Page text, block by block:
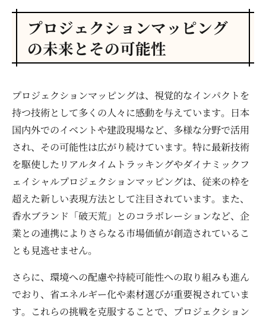
プロジェクションマッピング
の未来とその可能性
プロジェクションマッピングは、視覚的なインパクトを
持つ技術として多くの人々に感動を与えています。日本
国内外でのイベントや建設現場など、多様な分野で活用
され、その可能性は広がり続けています。特に最新技術
を駆使したリアルタイムトラッキングやダイナミックフ
ェイシャルプロジェクションマッピングは、従来の枠を
超えた新しい表現方法として注目されています。また、
香水ブランド「破天荒」とのコラボレーションなど、企
業との連携によりさらなる市場価値が創造されているこ
とも見逃せません。
さらに、環境への配慮や持続可能性への取り組みも進ん
でおり、省エネルギー化や素材選びが重要視されていま
す。これらの挑戦を克服することで、プロジェクション